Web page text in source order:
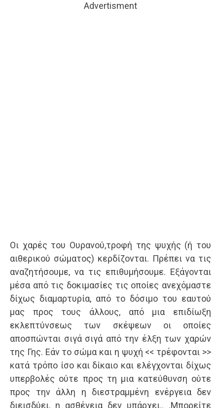
Advertisment
Οι χαρές του Ουρανού,τροφή της ψυχής (ή του
αιθερικού σώματος) κερδίζονται. Πρέπει να τις
αναζητήσουμε, να τις επιθυμήσουμε. Εξάγονται
μέσα από τις δοκιμασίες τις οποίες ανεχόμαστε
δίχως διαμαρτυρία, από το δόσιμο του εαυτού
μας προς τους άλλους, από μια επιδίωξη
εκλεπτύνσεως των σκέψεων οι οποίες
αποσπώνται σιγά σιγά από την έλξη των χαρών
της Γης. Εάν το σώμα και η ψυχή << τρέφονται >>
κατά τρόπο ίσο και δίκαιο και ελέγχονται δίχως
υπερβολές ούτε προς τη μια κατεύθυνση ούτε
προς την άλλη η διεστραμμένη ενέργεια δεν
διεισδύει, η ασθένεια δεν υπάρχει.. .Μπορείτε